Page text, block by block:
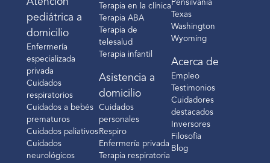
Atención
pediátrica a
domicilio
Enfermería
especializada
privada
Cuidados
respiratorios
Cuidados a bebés
prematuros
Cuidados paliativos
Cuidados
neurológicos
Terapia en la clínica
Terapia ABA
Terapia de
telesalud
Terapia infantil
Asistencia a
domicilio
Cuidados
personales
Respiro
Enfermería privada
Terapia respiratoria
Pensilvania
Texas
Washington
Wyoming
Acerca de
Empleo
Testimonios
Cuidadores
destacados
Inversores
Filosofía
Blog